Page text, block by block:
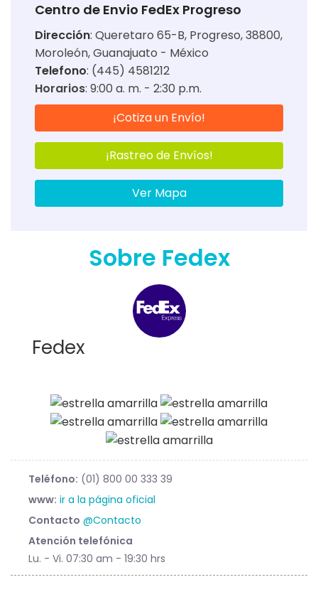
Centro de Envio FedEx Progreso
Dirección: Queretaro 65-B, Progreso, 38800,
Moroleón, Guanajuato - México
Telefono: (445) 4581212
Horarios: 9:00 a. m. - 2:30 p.m.
¡Cotiza un Envío!
¡Rastreo de Envíos!
Ver Mapa
Sobre Fedex
Fedex
Teléfono: (01) 800 00 333 39
www: ir a la página oficial
Contacto @Contacto
Atención telefónica
Lu. - Vi. 07:30 am - 19:30 hrs